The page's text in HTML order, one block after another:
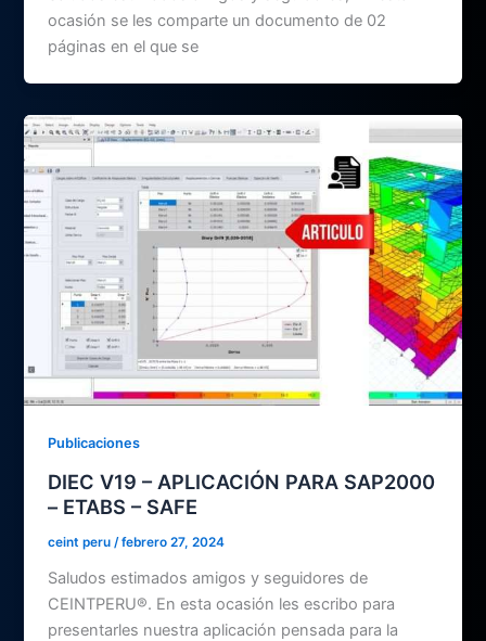
ocasión se les comparte un documento de 02
páginas en el que se
Publicaciones
DIEC V19 – APLICACIÓN PARA SAP2000
– ETABS – SAFE
ceint peru /febrero 27, 2024
Saludos estimados amigos y seguidores de
CEINTPERU®. En esta ocasión les escribo para
presentarles nuestra aplicación pensada para la